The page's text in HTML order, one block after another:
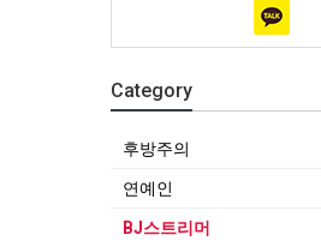
Category
후방주의
연예인
BJ스트리머